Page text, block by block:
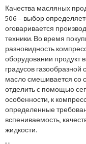
Качества масляных
506 – выбор
оговаривается
техники. Во время
разновидность
оборудовании продукт
градусов
масло смешивается со
отделить с помощью
особенности, к
определенные
вспениваемость,
жидкости.